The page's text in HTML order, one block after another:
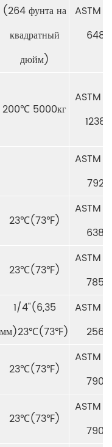
(264 фунта на
квадратный
дюйм)
ASTM
648
200℃ 5000кг
ASTM
1238
ASTM
792
23℃(73℉)
ASTM
638
23℃(73℉)
ASTM
785
1/4"(6,35
мм)23℃(73℉)
ASTM
256
23℃(73℉)
ASTM
790
23℃(73℉)
ASTM
790